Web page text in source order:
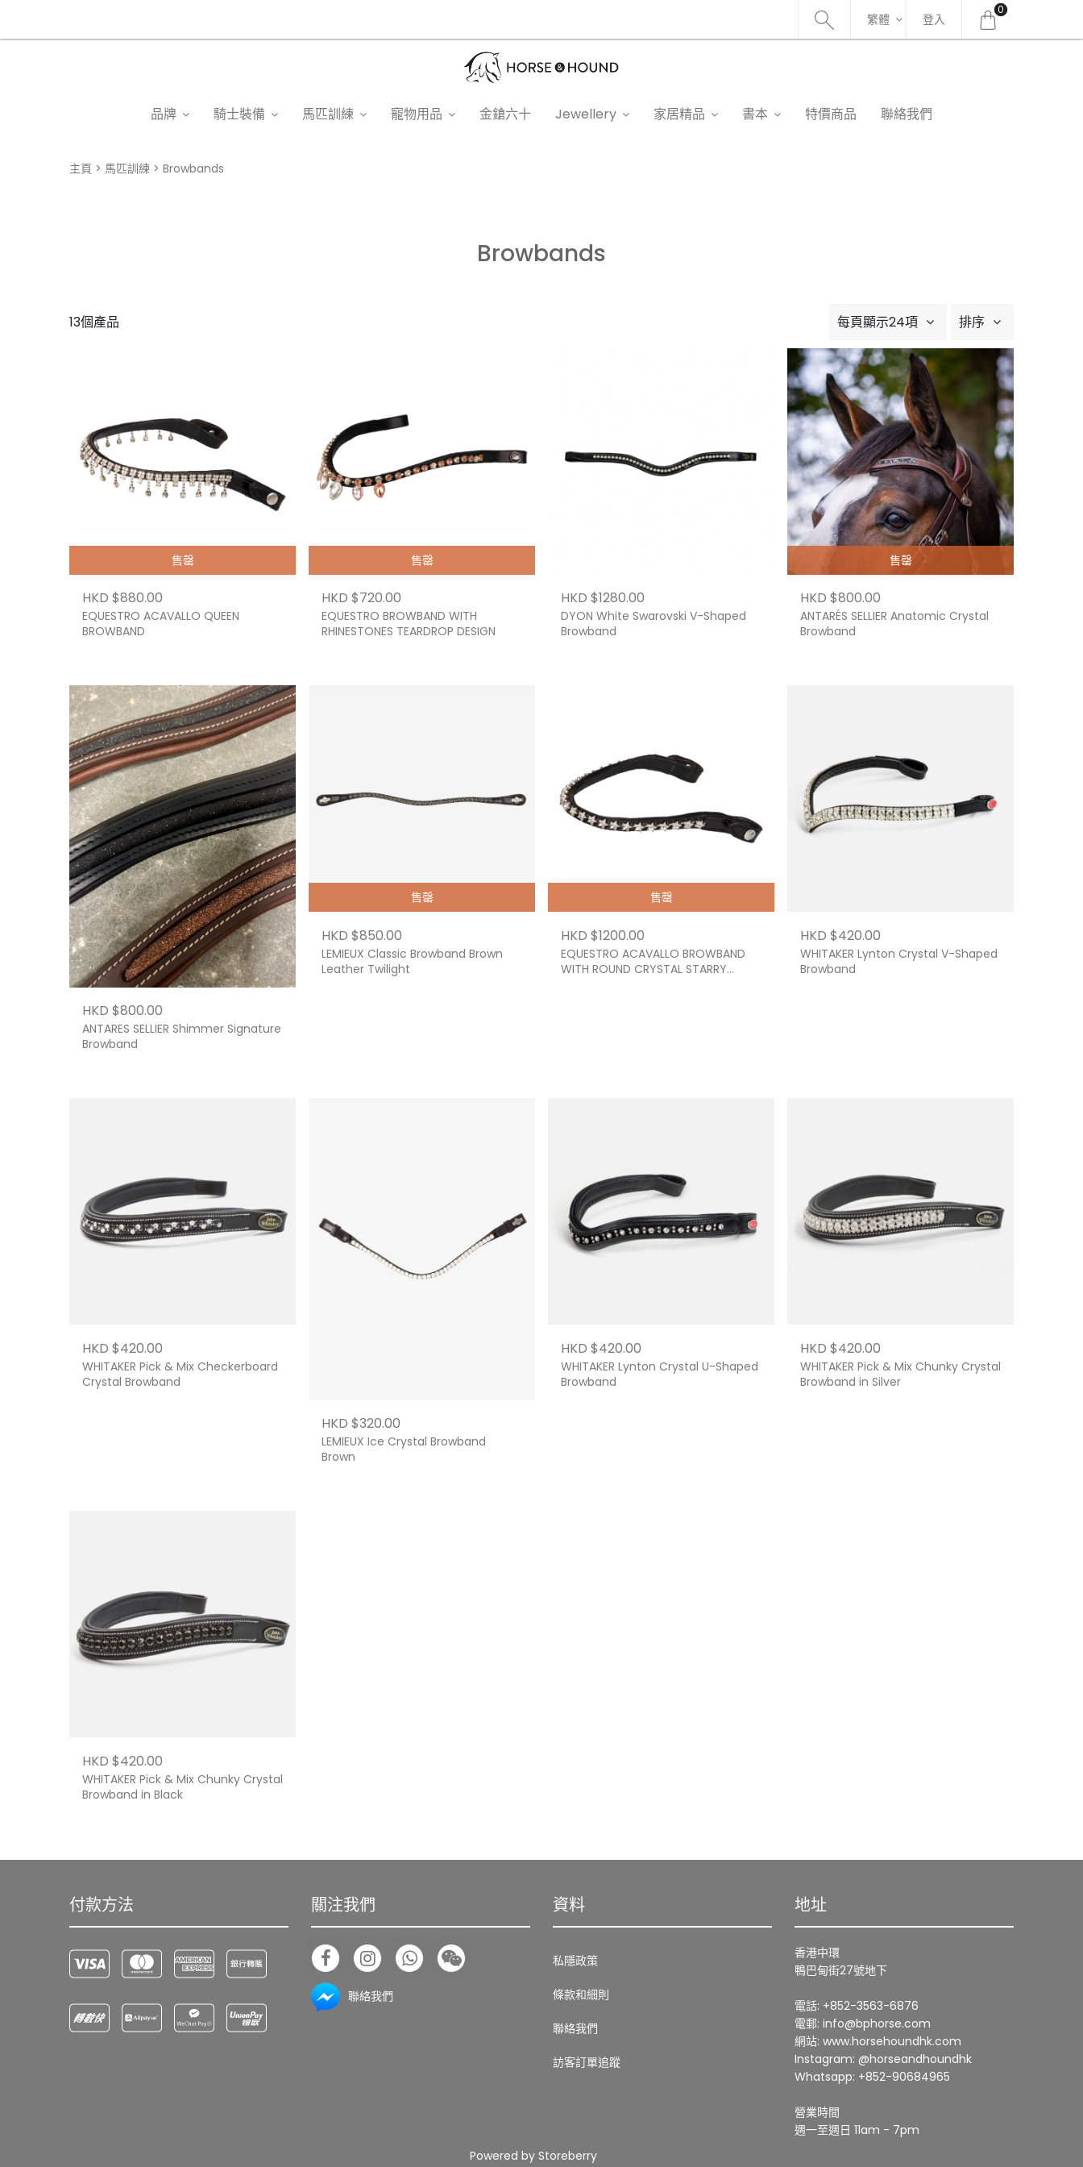
繁體 登入
0
品牌 騎士裝備 馬匹訓練 寵物用品 金鎗六十 Jewellery 家居精品 書本 特價商品 聯絡我們
主頁 馬匹訓練 Browbands
Browbands
每頁顯示24項 排序
13個產品
售罄
HKD $880.00
EQUESTRO ACAVALLO QUEEN
BROWBAND
售罄
HKD $720.00
EQUESTRO BROWBAND WITH
RHINESTONES TEARDROP DESIGN
HKD $1280.00
DYON White Swarovski V-Shaped
Browband
售罄
HKD $800.00
ANTARÉS SELLIER Anatomic Crystal
Browband
HKD $800.00
ANTARES SELLIER Shimmer Signature
Browband
售罄
HKD $850.00
LEMIEUX Classic Browband Brown
Leather Twilight
售罄
HKD $1200.00
EQUESTRO ACAVALLO BROWBAND
WITH ROUND CRYSTAL STARRY
HKD $420.00
WHITAKER Lynton Crystal V-Shaped
Browband
HKD $420.00
WHITAKER Pick & Mix Checkerboard
Crystal Browband
HKD $320.00
LEMIEUX Ice Crystal Browband
Brown
HKD $420.00
WHITAKER Lynton Crystal U-Shaped
Browband
HKD $420.00
WHITAKER Pick & Mix Chunky Crystal
Browband in Silver
HKD $420.00
WHITAKER Pick & Mix Chunky Crystal
Browband in Black
付款方法 關注我們
聯絡我們
資料
私隱政策
條款和細則
聯絡我們
訪客訂單追蹤
地址
香港中環
鴨巴甸街27號地下
電話: +852-3563-6876
電郵: info@bphorse.com
網站: www.horsehoundhk.com
Instagram: @horseandhoundhk
Whatsapp: +852-90684965
營業時間
週一至週日 11am - 7pm
Powered by Storeberry